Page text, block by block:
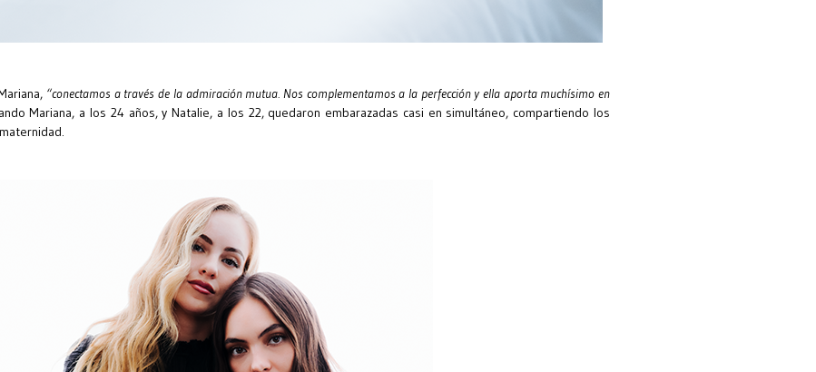
“conectamos a través de la admiración mutua. Nos complementamos a la perfección y ella aporta muchísimo en
Mariana, a los 24 años, y Natalie, a los 22, quedaron embarazadas casi en simultáneo, compartiendo los